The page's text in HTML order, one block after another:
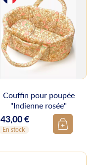
Couffin pour poupée
"Indienne rosée"
Prix
43,00 €
En stock